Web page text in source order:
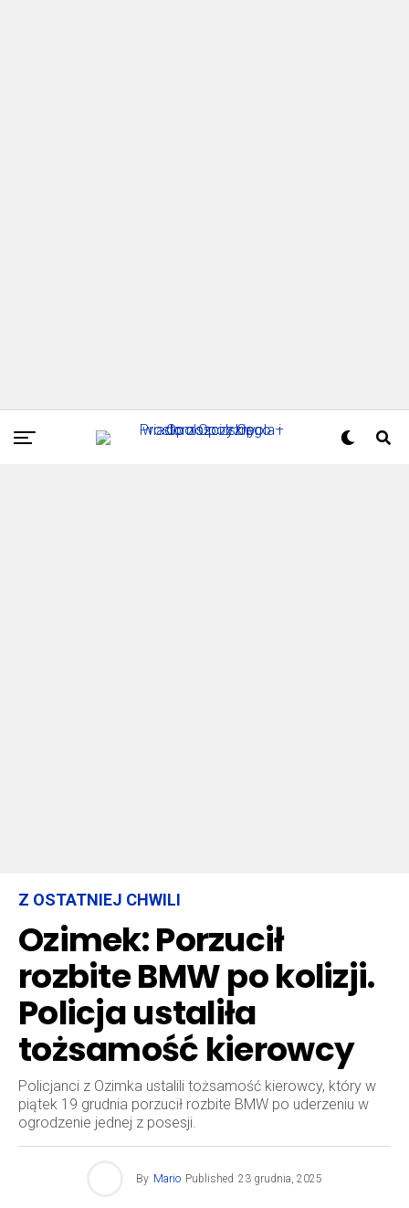
Z OSTATNIEJ CHWILI
Ozimek: Porzucił
rozbite BMW po kolizji.
Policja ustaliła
tożsamość kierowcy
Policjanci z Ozimka ustalili tożsamość kierowcy, który w
piątek 19 grudnia porzucił rozbite BMW po uderzeniu w
ogrodzenie jednej z posesji.
By Mario Published 23 grudnia, 2025